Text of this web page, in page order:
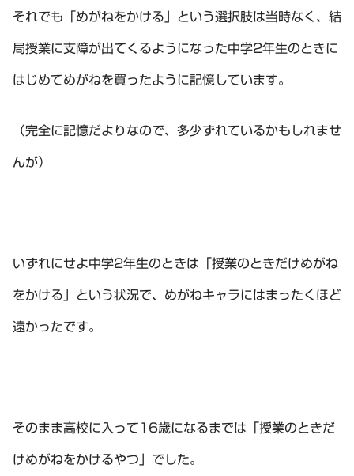
それでも「めがねをかける」という選択肢は当時なく、結
局授業に支障が出てくるようになった中学2年生のときに
はじめてめがねを買ったように記憶しています。
（完全に記憶だよりなので、多少ずれているかもしれませ
んが）
いずれにせよ中学2年生のときは「授業のときだけめがね
をかける」という状況で、めがねキャラにはまったくほど
遠かったです。
そのまま高校に入って16歳になるまでは「授業のときだ
けめがねをかけるやつ」でした。